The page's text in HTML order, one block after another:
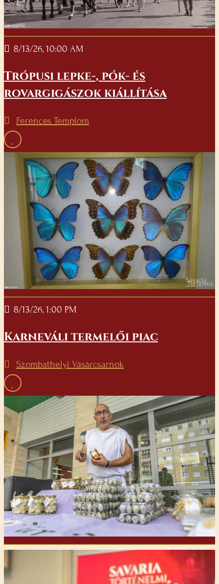
8/13/26, 10:00 AM
Trópusi lepke-, pók- és
rovargigászok kiállítása
Ferences Templom
8/13/26, 1:00 PM
Karneváli termelői piac
Szombathelyi Vásárcsarnok